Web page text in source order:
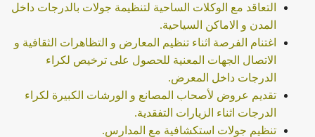
التعاقد مع الوكلات الساحية لتنظيمة جولات بالدرجات داخل
المدن و الاماكن السياحية.
اغتنام الفرصة اثناء تنظيم المعارض و التظاهرات الثقافية و
الاتصال الجهات المعنية للحصول على ترخيص لكراء
الدرجات داخل المعرض.
تقديم عروض لأصحاب المصانع و الورشات الكبيرة لكراء
الدرجات اثناء الزيارات التفقدية.
تنظيم جولات استكشافية مع المدارس.